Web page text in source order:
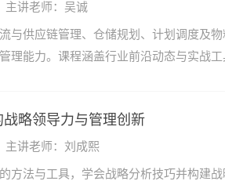
主讲老师：吴诚
与供应链管理、仓储规划、计划调度及
理能力。课程涵盖行业前沿动态与实战
略领导力与管理创新
主讲老师：刘成熙
方法与工具，学会战略分析技巧并构建